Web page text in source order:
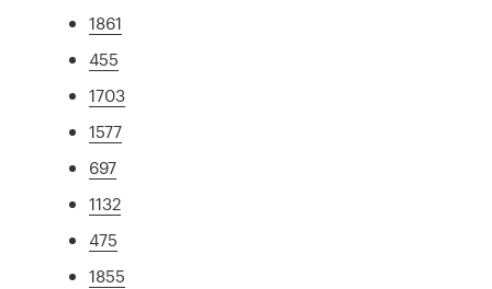
1861
455
1703
1577
697
1132
475
1855